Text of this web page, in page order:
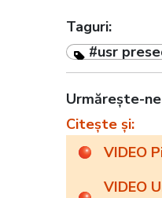
Taguri:
#usr
Urmărește-
Citește și:
VIDEO
VIDEO